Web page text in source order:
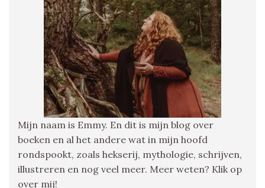
Mijn naam is Emmy. En dit is mijn blog over
boeken en al het andere wat in mijn hoofd
rondspookt, zoals hekserij, mythologie, schrijven,
illustreren en nog veel meer. Meer weten? Klik op
over mij!